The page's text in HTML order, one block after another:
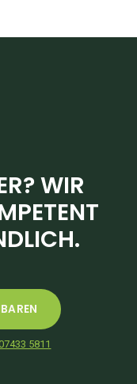
WIR
5811